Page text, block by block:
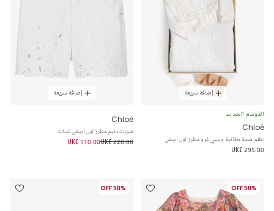
إضافة سريعة
الموسم الجديد
Chloé
طقم هدية بطانية وبيبي غرو مطرز لون أبيض
UK£ 295.00
إضافة سريعة
Chloé
شورت دنيم مطرز لون أبيض للبنات
UK£ 220.00
UK£ 110.00
50% OFF
50% OFF